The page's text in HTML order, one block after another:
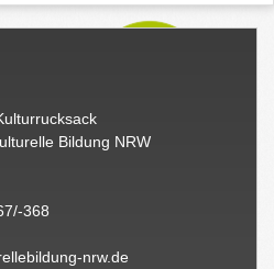
Bildung NRW
368
nrw.de